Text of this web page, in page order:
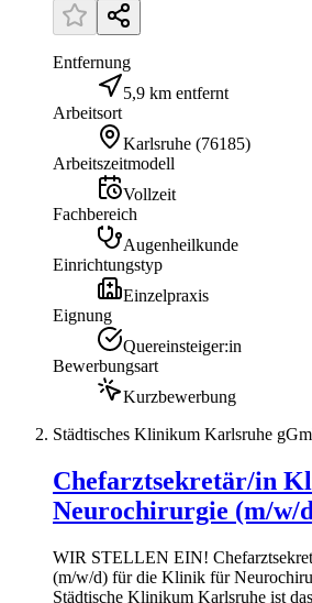
Entfernung
5,9 km entfernt
Arbeitsort
Karlsruhe (76185)
Arbeitszeitmodell
Vollzeit
Fachbereich
Augenheilkunde
Einrichtungstyp
Einzelpraxis
Eignung
Quereinsteiger:in
Bewerbungsart
Kurzbewerbung
Städtisches Klinikum Karlsruhe
Chefarztsekretär/in
Neurochirurgie (m/w/
WIR STELLEN EIN!
(m/w/d) für die Klinik für
Städtische Klinikum Karlsruhe ist